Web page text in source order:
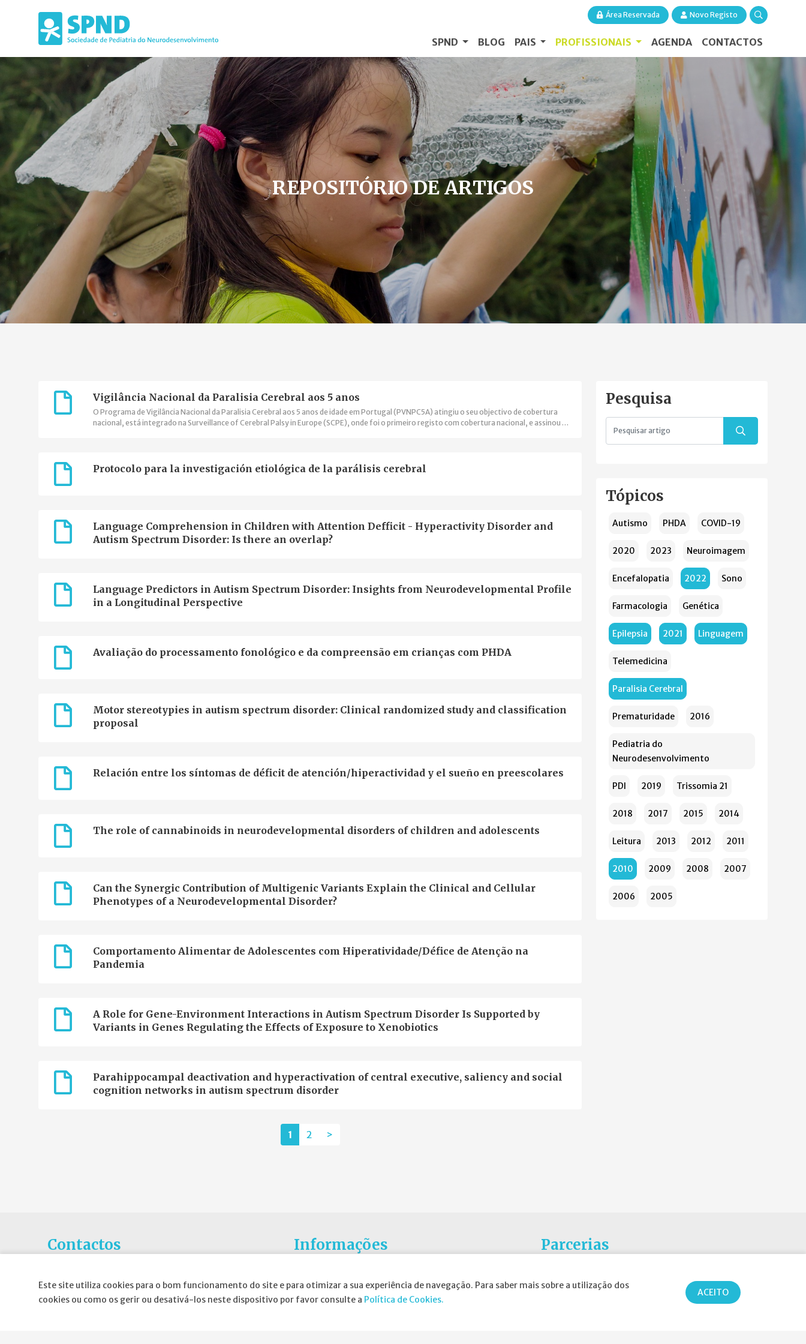
Este site utiliza cookies para o bom funcionamento do site e para otimizar a sua experiência de navegação. Para saber mais sobre a utilização dos
cookies ou como os gerir ou desativá-los neste dispositivo por favor consulte a Política de Cookies.
ACEITO
Área Reservada Novo Registo
SPND BLOG PAIS PROFISSIONAIS AGENDA CONTACTOS
REPOSITÓRIO DE ARTIGOS
Vigilância Nacional da Paralisia Cerebral aos 5 anos
O Programa de Vigilância Nacional da Paralisia Cerebral aos 5 anos de idade em Portugal (PVNPC5A) atingiu o seu objectivo de cobertura
nacional, está integrado na Surveillance of Cerebral Palsy in Europe (SCPE), onde foi o primeiro registo com cobertura nacional, e assinou o
Protocolo para la investigación etiológica de la parálisis cerebral
Language Comprehension in Children with Attention Defficit - Hyperactivity Disorder and
Autism Spectrum Disorder: Is there an overlap?
Language Predictors in Autism Spectrum Disorder: Insights from Neurodevelopmental Profile
in a Longitudinal Perspective
Avaliação do processamento fonológico e da compreensão em crianças com PHDA
Motor stereotypies in autism spectrum disorder: Clinical randomized study and classification
proposal
Relación entre los síntomas de déficit de atención/hiperactividad y el sueño en preescolares
The role of cannabinoids in neurodevelopmental disorders of children and adolescents
Can the Synergic Contribution of Multigenic Variants Explain the Clinical and Cellular
Phenotypes of a Neurodevelopmental Disorder?
Comportamento Alimentar de Adolescentes com Hiperatividade/Défice de Atenção na
Pandemia
A Role for Gene-Environment Interactions in Autism Spectrum Disorder Is Supported by
Variants in Genes Regulating the Effects of Exposure to Xenobiotics
Parahippocampal deactivation and hyperactivation of central executive, saliency and social
cognition networks in autism spectrum disorder
1 2 >
Pesquisa
Tópicos
Autismo PHDA COVID-19
2020 2023 Neuroimagem
Encefalopatia 2022 Sono
Farmacologia Genética
Epilepsia 2021 Linguagem
Telemedicina
Paralisia Cerebral
Prematuridade 2016
Pediatria do
Neurodesenvolvimento
PDI 2019 Trissomia 21
2018 2017 2015 2014
Leitura 2013 2012 2011
2010 2009 2008 2007
2006 2005
Contactos
1990-601 Lisboa
geral@spnd-spp.com
Informações
Agenda
Parcerias